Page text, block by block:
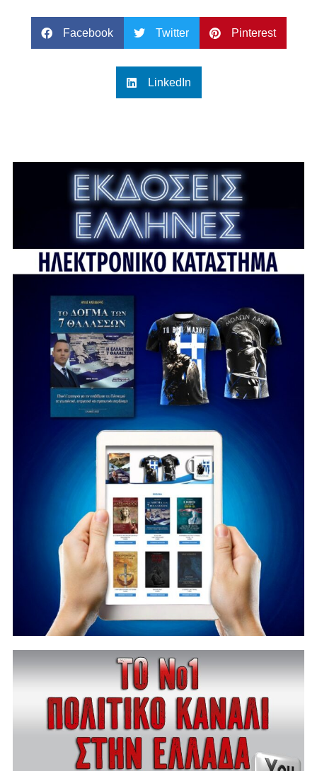
Facebook Twitter Pinterest
LinkedIn